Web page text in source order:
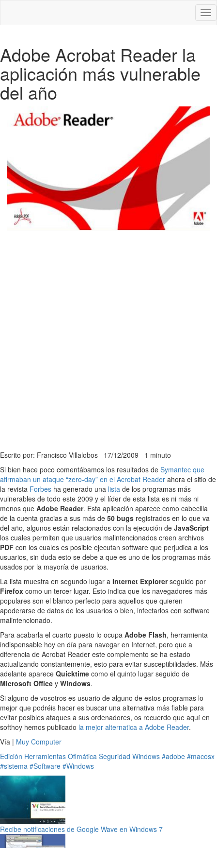
Adobe Acrobat Reader la
aplicación más vulnerable
del año
Escrito por: Francisco Villalobos 17/12/2009 1 minuto
Si bien hace poco comentábamos los resultados de Symantec que
afirmaban un ataque “zero-day” en el Acrobat Reader ahora el sitio de
la revista Forbes ha generado una lista de los programas más
vulnerables de todo este 2009 y el líder de esta lista es ni más ni
menos que Adobe Reader. Esta aplicación aparece como cabecilla
de la cuenta gracias a sus más de 50 bugs registrados en lo que va
del año, algunos están relacionados con la ejecución de JavaScript
los cuales permiten que usuarios malintencionados creen archivos
PDF con los cuales es posible ejecutan software que perjudica a los
usuarios, sin duda esto se debe a que es uno de los programas más
usados por la mayoría de usuarios.
La lista muestra en segundo lugar a Internet Explorerseguido por
Firefox como un tercer lugar. Esto indica que los navegadores más
populares son el blanco perfecto para aquellos que quieren
apoderarse de datos de los usuarios o bien, infectarlos con software
malintencionado.
Para acabarla el cuarto puesto lo ocupa Adobe Flash, herramienta
indispensable hoy en día para navegar en Internet, pero que a
diferencia de Acrobat Reader este complemento se ha estado
actualizando constantemente, esto para evitar susceptibilidades. Más
adelante aparece Quicktime como el quinto lugar seguido de
Microsoft Office y Windows.
Si alguno de vosotros es usuario de alguno de estos programas lo
mejor que podréis hacer es buscar una alternativa más fiable para
evitar posibles ataques a sus ordenadores, os recuerdo que aquí en
softhoy hemos publicado la mejor alternatica a Adobe Reader.
Vía | Muy Computer
Edición Herramientas Ofimática Seguridad Windows #adobe #macosx
#sistema #Software #Windows
Recibe notificaciones de Google Wave en Windows 7